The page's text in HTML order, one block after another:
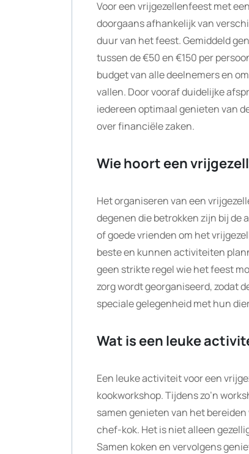
Voor een vrijgezellenfeest met
doorgaans afhankelijk van
duur van het feest. Gemiddeld
tussen de €50 en €150 per
budget van alle deelnemers en
vallen. Door vooraf duidelijke
iedereen optimaal genieten van
over financiële zaken.
Wie hoort een
Het organiseren van een
degenen die betrokken zijn bij de
of goede vrienden om het
beste en kunnen activiteiten
geen strikte regel wie het feest
zorg wordt georganiseerd, zodat
speciale gelegenheid met hun
Wat is een leuke
Een leuke activiteit voor een
kookworkshop. Tijdens zo’n
samen genieten van het
chef-kok. Het is niet alleen
Samen koken en vervolgens